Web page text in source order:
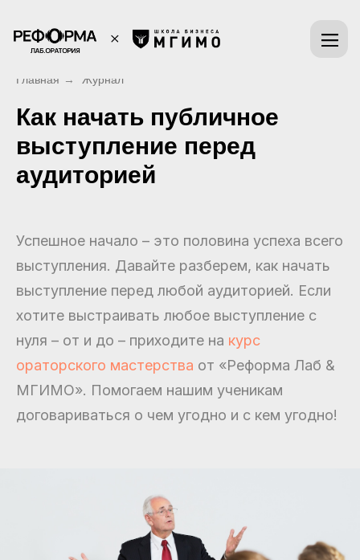
Главная → Журнал
Как начать публичное
выступление перед
аудиторией
Успешное начало – это половина успеха всего
выступления. Давайте разберем, как начать
выступление перед любой аудиторией. Если
хотите выстраивать любое выступление с
нуля – от и до – приходите на курс
ораторского мастерства от «Реформа Лаб &
МГИМО». Помогаем нашим ученикам
договариваться о чем угодно и с кем угодно!